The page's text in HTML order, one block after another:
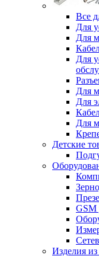
Все
Для
Для
Для
Для
Для
Для
Детские
GSM
Изделия